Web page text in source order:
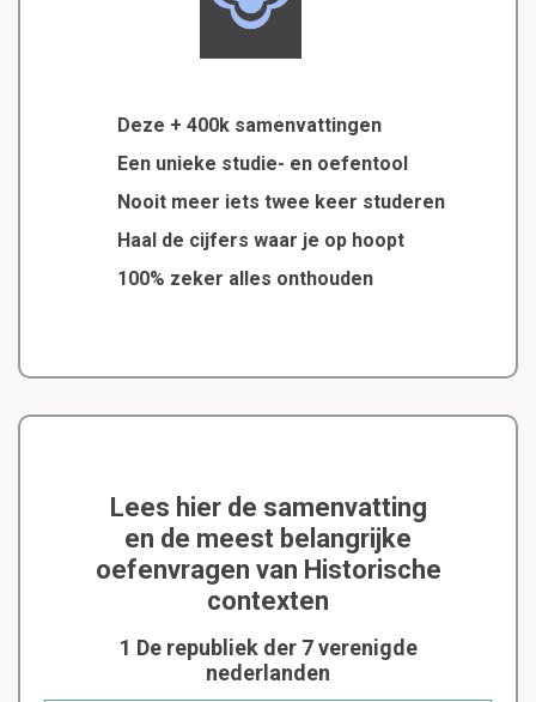
Deze + 400k samenvattingen
Een unieke studie- en oefentool
Nooit meer iets twee keer studeren
Haal de cijfers waar je op hoopt
100% zeker alles onthouden
Lees hier de samenvatting
en de meest belangrijke
oefenvragen van Historische
contexten
1 De republiek der 7 verenigde
nederlanden